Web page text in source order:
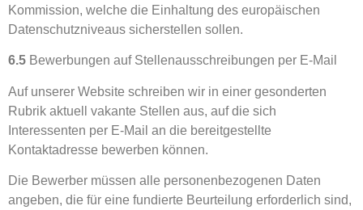
Kommission, welche die Einhaltung des europäischen
Datenschutzniveaus sicherstellen sollen.
6.5 Bewerbungen auf Stellenausschreibungen per E-Mail
Auf unserer Website schreiben wir in einer gesonderten
Rubrik aktuell vakante Stellen aus, auf die sich
Interessenten per E-Mail an die bereitgestellte
Kontaktadresse bewerben können.
Die Bewerber müssen alle personenbezogenen Daten
angeben, die für eine fundierte Beurteilung erforderlich sind,